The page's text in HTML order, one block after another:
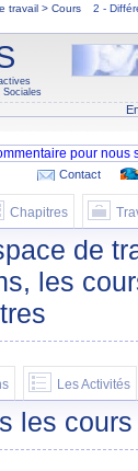
travail > Cours
2 -
Sociales
Contact
Chapitres
de
les
Les Activités
les